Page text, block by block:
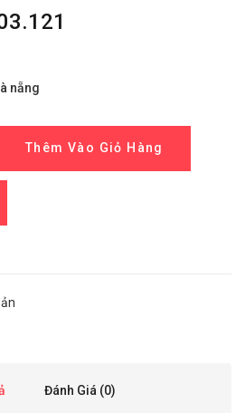
nẵng
Thêm Vào Giỏ Hàng
Đánh Giá (0)